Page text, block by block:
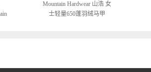
Mountain Hardwear 山浩 女
士轻量650蓬羽绒马甲